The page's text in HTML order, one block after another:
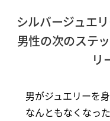
シルバージュエ
男性の次のステ
リ
男がジュエリーを
なんともなくなっ